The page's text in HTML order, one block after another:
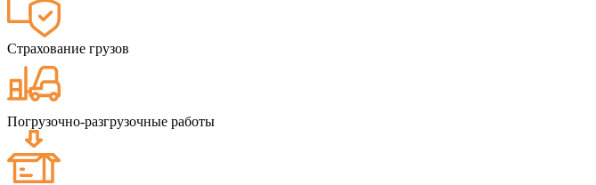
Страхование грузов
Погрузочно-разгрузочные работы